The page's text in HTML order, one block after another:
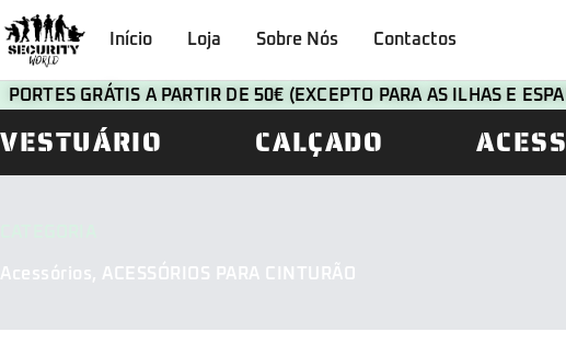
Início Loja Sobre Nós Contactos
PORTES GRÁTIS A PARTIR DE 50€ (EXCEPTO PARA AS ILHAS E
VESTUÁRIO CALÇADO
Acessórios, ACESSÓRIOS PARA CINTURÃO